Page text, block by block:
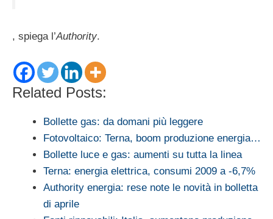
, spiega l’Authority.
Related Posts:
Bollette gas: da domani più leggere
Fotovoltaico: Terna, boom produzione energia…
Bollette luce e gas: aumenti su tutta la linea
Terna: energia elettrica, consumi 2009 a -6,7%
Authority energia: rese note le novità in bolletta
di aprile